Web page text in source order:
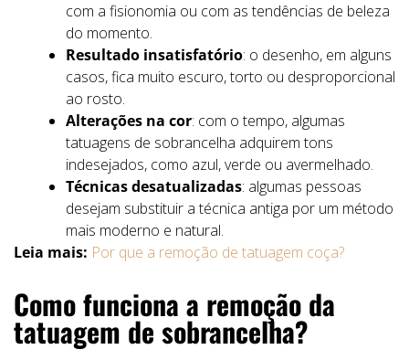
com a fisionomia ou com as tendências de beleza
do momento.
Resultado insatisfatório: o desenho, em alguns
casos, fica muito escuro, torto ou desproporcional
ao rosto.
Alterações na cor: com o tempo, algumas
tatuagens de sobrancelha adquirem tons
indesejados, como azul, verde ou avermelhado.
Técnicas desatualizadas: algumas pessoas
desejam substituir a técnica antiga por um método
mais moderno e natural.
Leia mais: Por que a remoção de tatuagem coça?
Como funciona a remoção da
tatuagem de sobrancelha?